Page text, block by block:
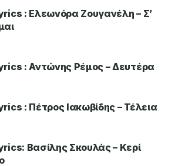
: Ελεωνόρα Ζουγανέλη – Σ’
: Αντώνης Ρέμος – Δευτέρα
: Πέτρος Ιακωβίδης – Τέλεια
Βασίλης Σκουλάς – Κερί